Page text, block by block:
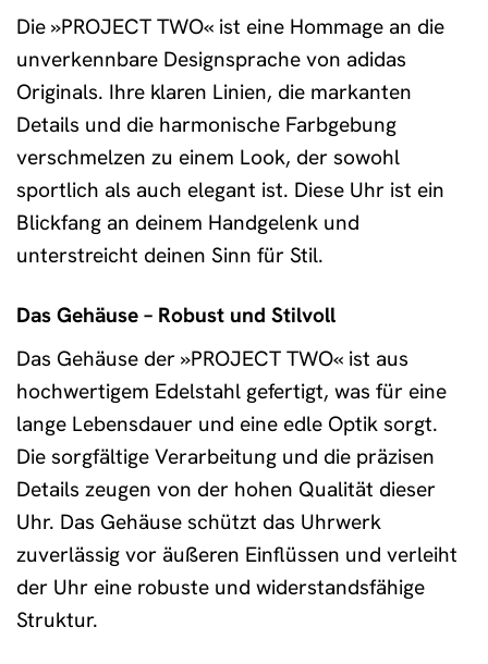
Die »PROJECT TWO« ist eine Hommage an die
unverkennbare Designsprache von adidas
Originals. Ihre klaren Linien, die markanten
Details und die harmonische Farbgebung
verschmelzen zu einem Look, der sowohl
sportlich als auch elegant ist. Diese Uhr ist ein
Blickfang an deinem Handgelenk und
unterstreicht deinen Sinn für Stil.
Das Gehäuse – Robust und Stilvoll
Das Gehäuse der »PROJECT TWO« ist aus
hochwertigem Edelstahl gefertigt, was für eine
lange Lebensdauer und eine edle Optik sorgt.
Die sorgfältige Verarbeitung und die präzisen
Details zeugen von der hohen Qualität dieser
Uhr. Das Gehäuse schützt das Uhrwerk
zuverlässig vor äußeren Einflüssen und verleiht
der Uhr eine robuste und widerstandsfähige
Struktur.